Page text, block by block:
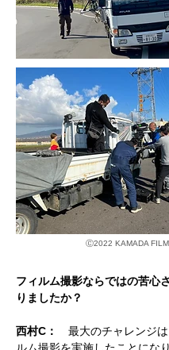
Ⓒ2022 KAMADA FILM
フィルム撮影ならではの苦心
りましたか？
西村C： 最大のチャレンジ